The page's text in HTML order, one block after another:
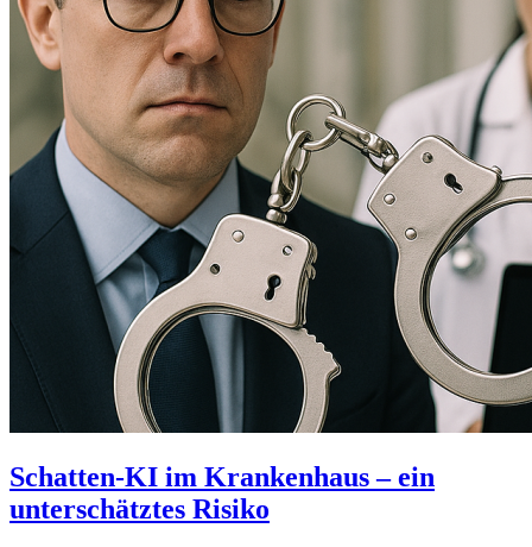
Schatten-KI im Krankenhaus – ein
unterschätztes Risiko